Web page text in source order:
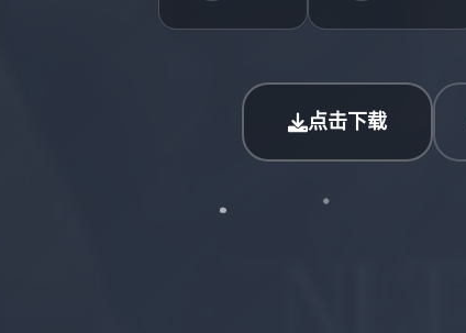
点击下载